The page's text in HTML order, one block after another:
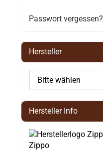
Passwort vergessen?
Hersteller
Hersteller Info
Zippo